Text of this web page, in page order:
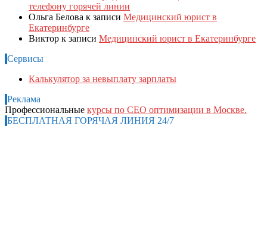
телефону горячей линии
Ольга Белова к записи Медицинский юрист в
Екатеринбурге
Виктор к записи Медицинский юрист в Екатеринбурге
Сервисы
Калькулятор за невыплату зарплаты
Реклама
Профессиональные курсы по СЕО оптимизации в Москве.
БЕСПЛАТНАЯ ГОРЯЧАЯ ЛИНИЯ 24/7